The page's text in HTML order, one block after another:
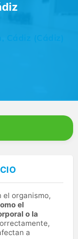
Cádiz (Cádiz)
el organismo,
el
o la
a